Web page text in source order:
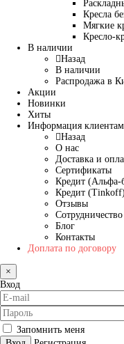
Кресла
Мягкие
Кресло-
В наличии
Назад
В наличии
Распродажа в
Акции
Новинки
Хиты
Информация клиентам
Назад
О нас
Доставка и
Сертификаты
Кредит (Альфа-
Кредит (Tinkoff)
Отзывы
Сотрудничество
Блог
Контакты
Доплата по договору
×
Вход
Запомнить меня